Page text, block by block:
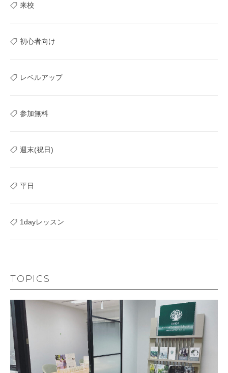
来校
初心者向け
レベルアップ
参加無料
週末(祝日)
平日
1dayレッスン
TOPICS